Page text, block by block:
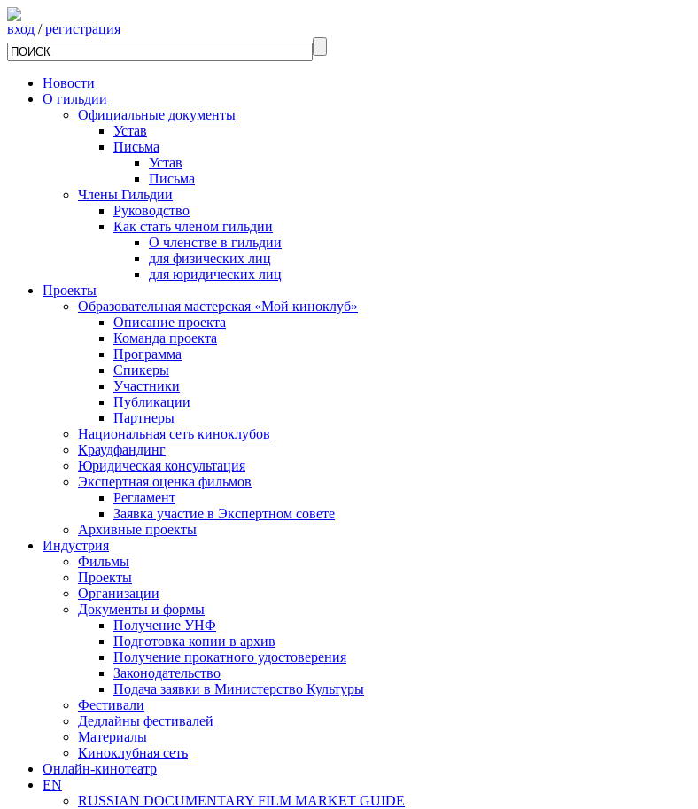
вход /регистрация
Новости
О гильдии
Официальные документы
Устав
Письма
Устав
Письма
Члены Гильдии
Руководство
Как стать членом гильдии
О членстве в гильдии
для физических лиц
для юридических лиц
Проекты
Образовательная мастерская «Мой киноклуб»
Описание проекта
Команда проекта
Программа
Спикеры
Участники
Публикации
Партнеры
Национальная сеть киноклубов
Краудфандинг
Юридическая консультация
Экспертная оценка фильмов
Регламент
Заявка участие в Экспертном совете
Архивные проекты
Индустрия
Фильмы
Проекты
Организации
Документы и формы
Получение УНФ
Подготовка копии в архив
Получение прокатного удостоверения
Законодательство
Подача заявки в Министерство Культуры
Фестивали
Дедлайны фестивалей
Материалы
Киноклубная сеть
Онлайн-кинотеатр
EN
RUSSIAN DOCUMENTARY FILM MARKET GUIDE